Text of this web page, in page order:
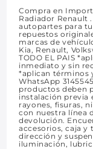
Compra en
Radiador Renault
autopartes para
repuestos
marcas de
Kia, Renault,
TODO EL PAIS
inmediato y sin
*aplican términos
WhatsApp
productos deben
instalación previa
rayones, fisuras,
con nuestra línea
devolución.
accesorios, caja y
dirección y
iluminación,